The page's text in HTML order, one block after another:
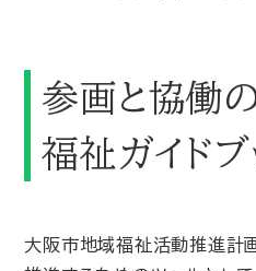
参画と協働
福祉ガイドブ
大阪市地域福祉活動推進計